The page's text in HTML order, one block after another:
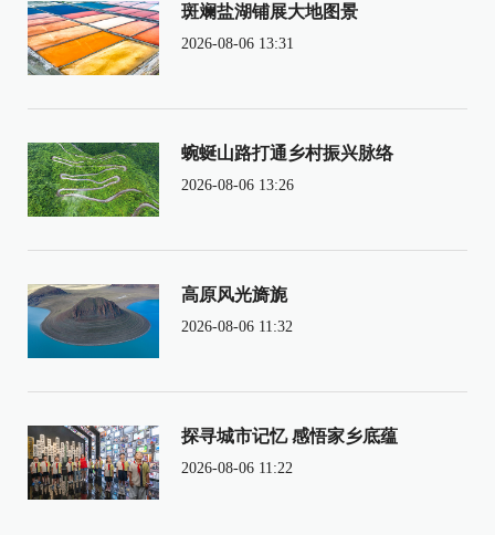
斑斓盐湖铺展大地图景
2026-08-06 13:31
蜿蜒山路打通乡村振兴脉络
2026-08-06 13:26
高原风光旖旎
2026-08-06 11:32
探寻城市记忆 感悟家乡底蕴
2026-08-06 11:22